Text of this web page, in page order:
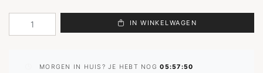
IN WINKELWAGEN
MORGEN IN HUIS? JE HEBT NOG05:57:50